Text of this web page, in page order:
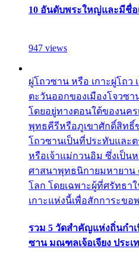
10 อันดับพระใหญ่และมีชื่อ
947 views
ผู่โถวซาน หรือ เกาะผู่โถว
ตะวันออกของเมืองโจวซา
โดยอยู่ทางตอนใต้ของนคร
พุทธคีรีหรือภูเขาศักดิ์สิทธิ์
โถวซานเป็นที่ประทับและ
หรือเจ้าแม่กวนอิม ซึ่งเป็น
ศาสนาพุทธนิกายมหายาน
โลก โดยเฉพาะผู้ที่ศรัทธา
เกาะแห่งนี้เพื่อสักการะขอ
รวม 5 วัดสำคัญแห่งถิ่นกำเ
ซาน มณฑลเจ้อเจียง ประเ